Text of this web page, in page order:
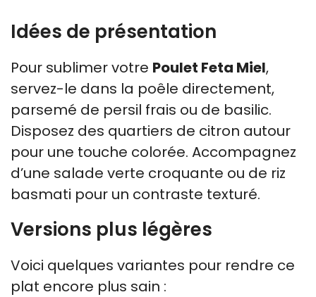
Idées de présentation
Pour sublimer votre Poulet Feta Miel,
servez-le dans la poêle directement,
parsemé de persil frais ou de basilic.
Disposez des quartiers de citron autour
pour une touche colorée. Accompagnez
d’une salade verte croquante ou de riz
basmati pour un contraste texturé.
Versions plus légères
Voici quelques variantes pour rendre ce
plat encore plus sain :